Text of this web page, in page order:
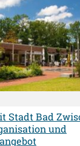
Stadt Bad
und